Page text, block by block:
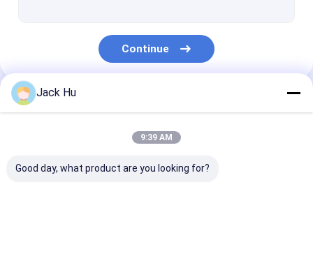
Caminhão de serviço de banheiro
Ônibus do passageiro do aeroporto
Continue
Nossas Categorias
Jack Hu
9:39 AM
Good day, what product are you looking for?